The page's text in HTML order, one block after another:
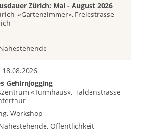
Zürich: Mai - August 2026
«Gartenzimmer», Freiestrasse
18.08.2026
Gehirnjogging
«Turmhaus», Haldenstrasse
Workshop
Öffentlichkeit